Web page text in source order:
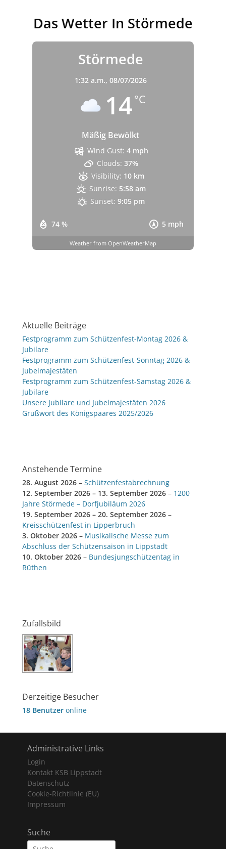
Das Wetter In Störmede
Störmede
1:32 a.m., 08/07/2026
14°C
Mäßig Bewölkt
74 % 5 mph
Wind Gust: 4 mph
Clouds: 37%
Visibility: 10 km
Sunrise: 5:58 am
Sunset: 9:05 pm
Weather from OpenWeatherMap
Aktuelle Beiträge
Festprogramm zum Schützenfest-Montag 2026 &
Jubilare
Festprogramm zum Schützenfest-Sonntag 2026 &
Jubelmajestäten
Festprogramm zum Schützenfest-Samstag 2026 &
Jubilare
Unsere Jubilare und Jubelmajestäten 2026
Grußwort des Königspaares 2025/2026
Anstehende Termine
28. August 2026 – Schützenfestabrechnung
12. September 2026 – 13. September 2026 – 1200
Jahre Störmede – Dorfjubiläum 2026
19. September 2026 – 20. September 2026 –
Kreisschützenfest in Lipperbruch
3. Oktober 2026 – Musikalische Messe zum
Abschluss der Schützensaison in Lippstadt
10. Oktober 2026 – Bundesjungschützentag in
Rüthen
Zufallsbild
Derzeitige Besucher
18 Benutzer online
Administrative Links
Login
Kontakt KSB Lippstadt
Datenschutz
Cookie-Richtlinie (EU)
Impressum
Suche
Suche